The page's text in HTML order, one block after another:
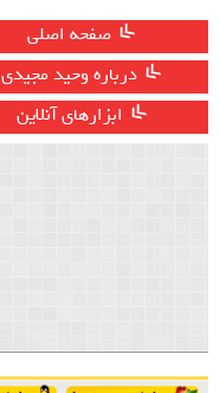
صفحه اصلی
درباره وحید مجیدی
ابزارهای آنلاین